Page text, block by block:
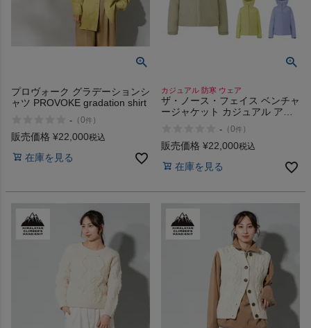
プロヴォーク グラデーションシ
ャツ PROVOKE gradation shirt
- （0件 ）
販売価格 ¥22,000税込
在庫を見る
カジュアル 防寒 ウェア
ザ・ノース・フェイス ベンチャ
ージャケット カジュアル アウ
ウインドブレーカー 軽量 THE
NORTH FACE Venture Jacket
- （0件 ）
販売価格 ¥22,000税込
在庫を見る